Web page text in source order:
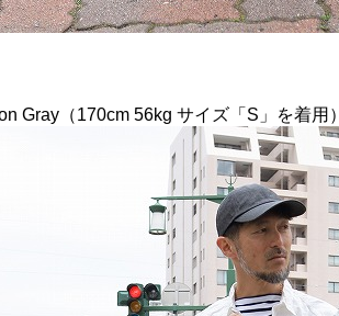
Gray（170cm 56kg サイズ「S」を着用）